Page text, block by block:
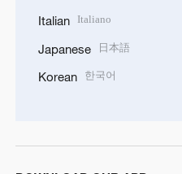
Italian Italiano
Japanese 日本語
Korean 한국어